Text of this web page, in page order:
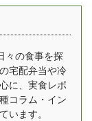
お願いいたし
ヤルホールデ
式会社ロイヤ
のリンと申
々の食事を探
宅配弁当や冷
に、実食レポ
コラム・イン
います。